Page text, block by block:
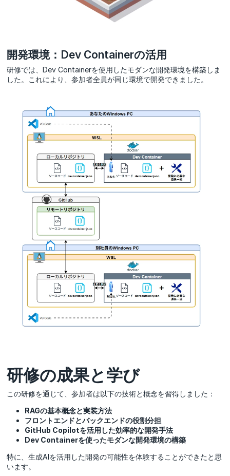
開発環境：Dev Containerの活用
研修では、Dev Containerを使用したモダンな開発環境を構築しま
した。これにより、参加者全員が同じ環境で開発できました。
研修の成果と学び
この研修を通じて、参加者は以下の技術と概念を習得しました：
RAGの基本概念と実装方法
フロントエンドとバックエンドの役割分担
GitHub Copilotを活用した効率的な開発手法
Dev Containerを使ったモダンな開発環境の構築
特に、生成AIを活用した開発の可能性を体験することができたと思
います。